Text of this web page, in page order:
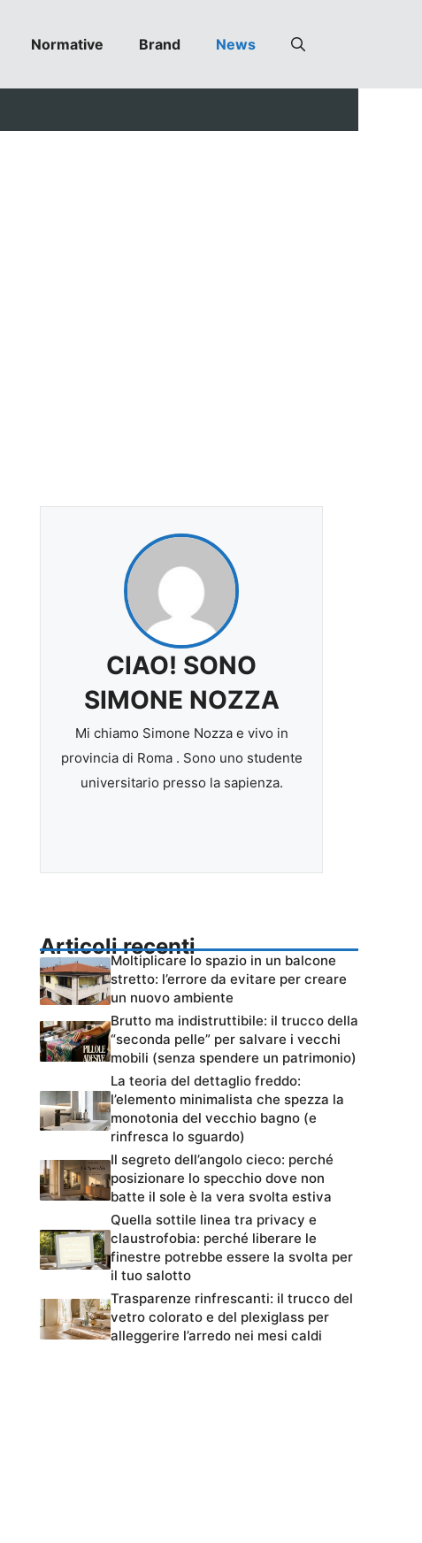
Normative Brand News
CIAO! SONO
SIMONE NOZZA
Mi chiamo Simone Nozza e vivo in
provincia di Roma . Sono uno studente
universitario presso la sapienza.
Articoli recenti
Moltiplicare lo spazio in un balcone
stretto: l’errore da evitare per creare
un nuovo ambiente
Brutto ma indistruttibile: il trucco della
“seconda pelle” per salvare i vecchi
mobili (senza spendere un patrimonio)
La teoria del dettaglio freddo:
l’elemento minimalista che spezza la
monotonia del vecchio bagno (e
rinfresca lo sguardo)
Il segreto dell’angolo cieco: perché
posizionare lo specchio dove non
batte il sole è la vera svolta estiva
Quella sottile linea tra privacy e
claustrofobia: perché liberare le
finestre potrebbe essere la svolta per
il tuo salotto
Trasparenze rinfrescanti: il trucco del
vetro colorato e del plexiglass per
alleggerire l’arredo nei mesi caldi